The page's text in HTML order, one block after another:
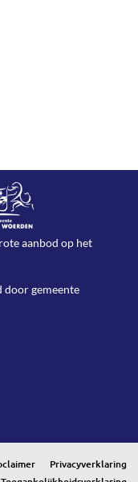
aanbod op het
doorgemeente
Privacyverklaring